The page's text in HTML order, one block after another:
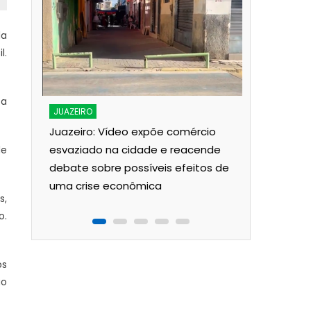
JUAZEIRO
Juazeiro: Vídeo expõe comércio
esvaziado na cidade e reacende
debate sobre possíveis efeitos de
uma crise econômica